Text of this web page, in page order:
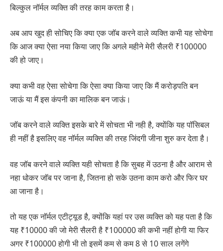
बिल्कुल नॉर्मल व्यक्ति की तरह काम करता है।
अब आप खुद ही सोचिए कि क्या एक जॉब करने वाले व्यक्ति कभी यह सोचेगा
कि आज क्या ऐसा नया किया जाए कि अगले महीने मेरी सैलरी ₹100000
की हो जाए।
क्या कभी वह ऐसा सोचेगा कि ऐसा क्या किया जाए कि मैं करोड़पति बन
जाऊं या मैं इस कंपनी का मालिक बन जाऊं।
जॉब करने वाले व्यक्ति इसके बारे में सोचता भी नही है, क्योंकि यह पॉसिबल
ही नहीं है इसलिए वह नॉर्मल व्यक्ति की तरह जिंदगी जीना शुरु कर देता है।
वह जॉब करने वाले व्यक्ति यही सोचता है कि सुबह में उठना है और आराम से
नहा धोकर जॉब पर जाना है, जितना हो सके उतना काम करो और फिर घर
आ जाना है।
तो यह एक नॉर्मल एटीट्यूड है, क्योंकि यहां पर उस व्यक्ति को यह पता है कि
यह ₹10000 की जो मेरी सैलरी है ₹100000 की कभी नहीं होगी या फिर
अगर ₹100000 होगी भी तो इसमें कम से कम 8 से 10 साल लगेंगे